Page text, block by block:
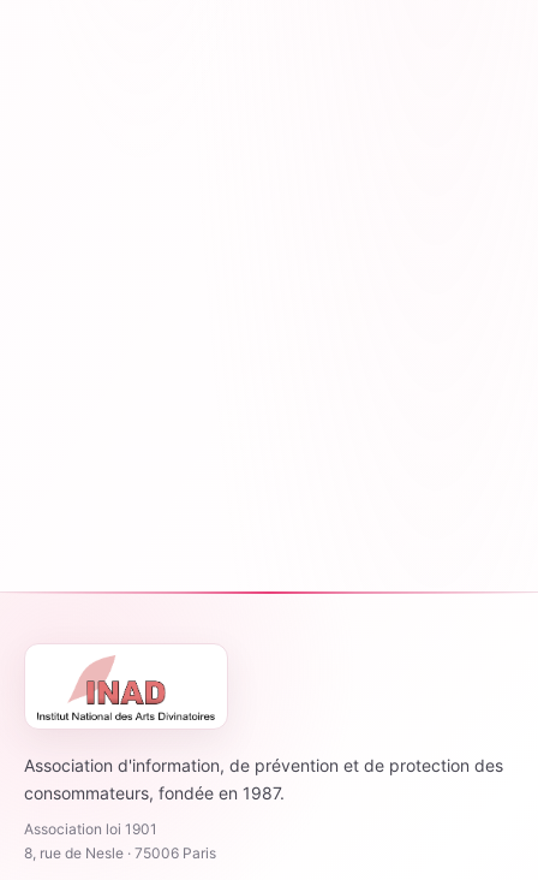
Association d'information, de prévention et de protection des
consommateurs, fondée en 1987.
Association loi 1901
8, rue de Nesle · 75006 Paris